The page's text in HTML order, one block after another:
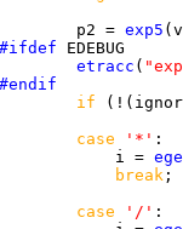
p2 =
exp5
#ifdef
etracc (
#endif
if
case '*'
i =
break
case '/'